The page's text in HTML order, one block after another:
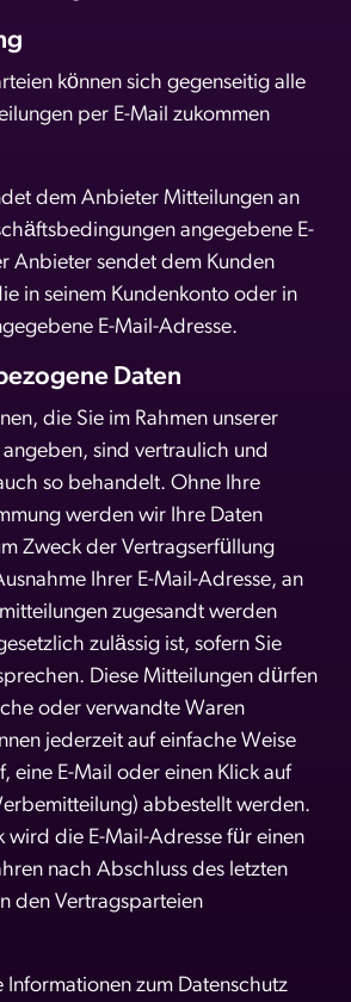
können sich gegenseitig alle
per E-Mail zukommen
dem Anbieter Mitteilungen an
angegebene E-
Anbieter sendet dem Kunden
in seinem Kundenkonto oder in
E-Mail-Adresse.
Daten
die Sie im Rahmen unserer
sind vertraulich und
so behandelt. Ohne Ihre
werden wir Ihre Daten
Zweck der Vertragserfüllung
Ihrer E-Mail-Adresse, an
zugesandt werden
zulässig ist, sofern Sie
Diese Mitteilungen dürfen
oder verwandte Waren
jederzeit auf einfache Weise
eine E-Mail oder einen Klick auf
abbestellt werden.
wird die E-Mail-Adresse für einen
nach Abschluss des letzten
den Vertragsparteien
zum Datenschutz